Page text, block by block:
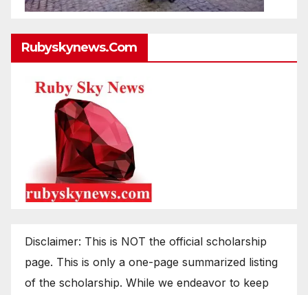
Rubyskynews.com
Disclaimer: This is NOT the official scholarship
page. This is only a one-page summarized listing
of the scholarship. While we endeavor to keep